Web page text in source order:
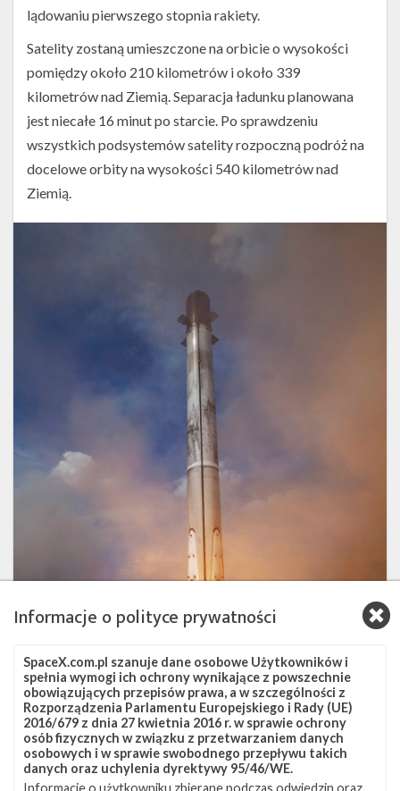
SpaceX)
lądowaniu pierwszego stopnia rakiety.
Satelity zostaną umieszczone na orbicie o wysokości
pomiędzy około 210 kilometrów i około 339
kilometrów nad Ziemią. Separacja ładunku planowana
jest niecałe 16 minut po starcie. Po sprawdzeniu
wszystkich podsystemów satelity rozpoczną podróż na
docelowe orbity na wysokości 540 kilometrów nad
Ziemią.
Informacje o polityce prywatności
SpaceX.com.pl szanuje dane osobowe Użytkowników i
spełnia wymogi ich ochrony wynikające z powszechnie
obowiązujących przepisów prawa, a w szczególności z
Rozporządzenia Parlamentu Europejskiego i Rady (UE)
2016/679 z dnia 27 kwietnia 2016 r. w sprawie ochrony
osób fizycznych w związku z przetwarzaniem danych
osobowych i w sprawie swobodnego przepływu takich
danych oraz uchylenia dyrektywy 95/46/WE.
Informacje o użytkowniku zbierane podczas odwiedzin oraz